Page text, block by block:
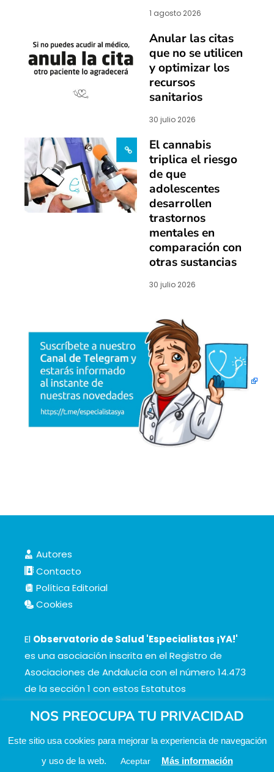
1 agosto 2026
Anular las citas
que no se utilicen
y optimizar los
recursos
sanitarios
30 julio 2026
El cannabis
triplica el riesgo
de que
adolescentes
desarrollen
trastornos
mentales en
comparación con
otras sustancias
30 julio 2026
Autores
Contacto
Política Editorial
Cookies
El Observatorio de Salud 'Especialistas ¡YA!'
es una asociación inscrita en el Registro de
Asociaciones de Andalucía con el número 14.473
de la sección 1 con estos Estatutos
NOS PREOCUPA TU PRIVACIDAD
Este sitio usa cookies para mejorar la experiencia de navegación
y uso de la web.
Aceptar Más información